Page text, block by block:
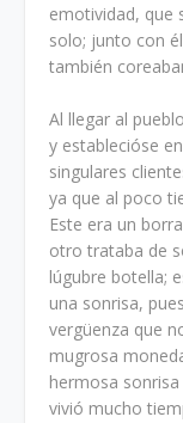
emotividad, que
solo; junto con
también
Al llegar al
y establecióse
singulares
ya que al poco
Este era un
otro trataba de
lúgubre botella;
una sonrisa,
vergüenza que
mugrosa
hermosa
vivió mucho